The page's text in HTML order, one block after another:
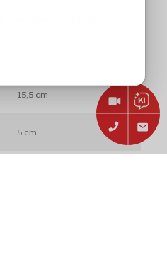
15,5 cm
5 cm